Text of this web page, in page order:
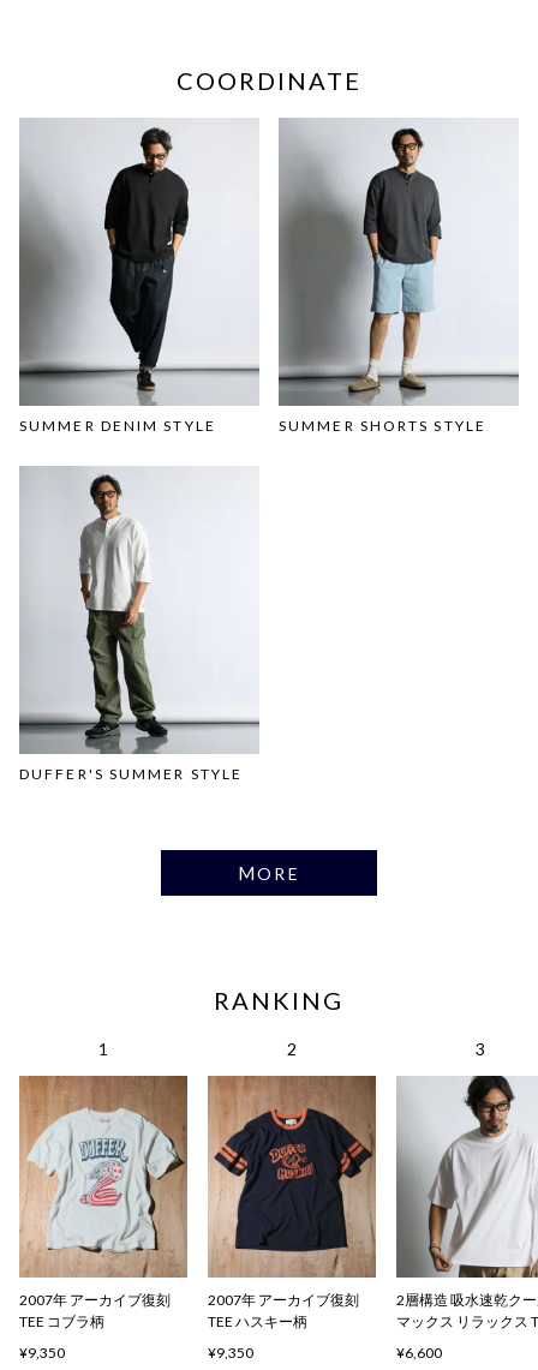
COORDINATE
SUMMER DENIM STYLE SUMMER SHORTS STYLE
DUFFER'S SUMMER STYLE
MORE
RANKING
2007年 アーカイブ復刻
TEE コブラ柄
¥9,350
2007年 アーカイブ復刻
TEE ハスキー柄
¥9,350
2層構造 吸水速乾ク
マックス リラックス
¥6,600